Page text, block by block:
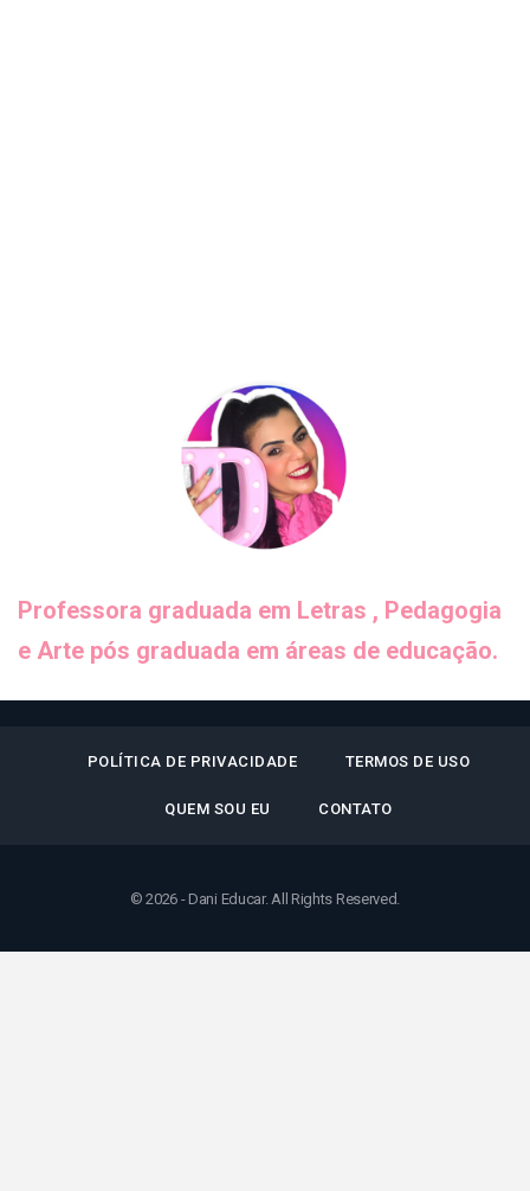
Professora graduada em Letras , Pedagogia
e Arte pós graduada em áreas de educação.
POLÍTICA DE PRIVACIDADE TERMOS DE USO
QUEM SOU EU CONTATO
© 2026 - Dani Educar. All Rights Reserved.